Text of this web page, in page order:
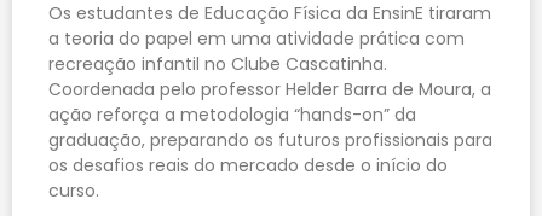
Os estudantes de Educação Física da EnsinE tiraram
a teoria do papel em uma atividade prática com
recreação infantil no Clube Cascatinha.
Coordenada pelo professor Helder Barra de Moura, a
ação reforça a metodologia “hands-on” da
graduação, preparando os futuros profissionais para
os desafios reais do mercado desde o início do
curso.